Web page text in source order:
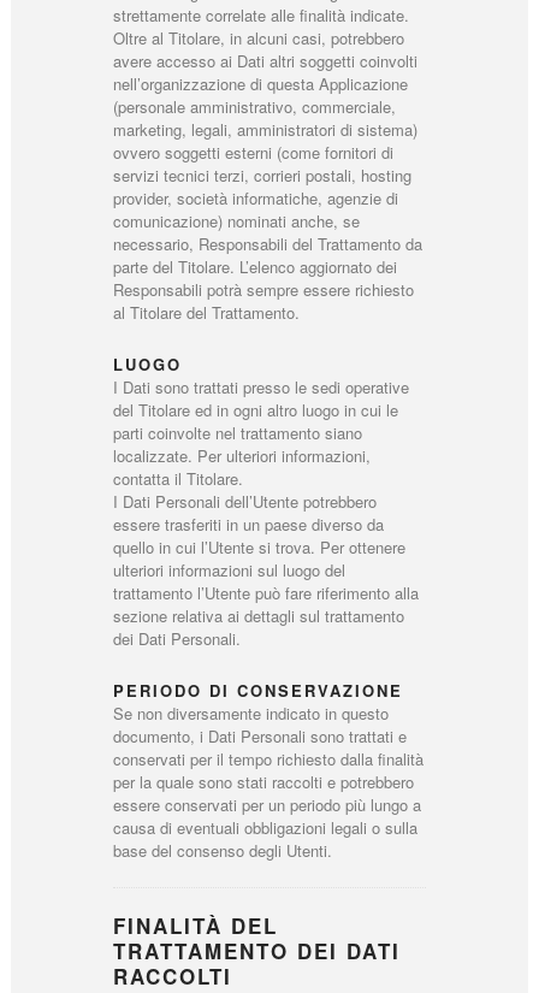
strettamente correlate alle finalità indicate.
Oltre al Titolare, in alcuni casi, potrebbero
avere accesso ai Dati altri soggetti coinvolti
nell’organizzazione di questa Applicazione
(personale amministrativo, commerciale,
marketing, legali, amministratori di sistema)
ovvero soggetti esterni (come fornitori di
servizi tecnici terzi, corrieri postali, hosting
provider, società informatiche, agenzie di
comunicazione) nominati anche, se
necessario, Responsabili del Trattamento da
parte del Titolare. L’elenco aggiornato dei
Responsabili potrà sempre essere richiesto
al Titolare del Trattamento.
LUOGO
I Dati sono trattati presso le sedi operative
del Titolare ed in ogni altro luogo in cui le
parti coinvolte nel trattamento siano
localizzate. Per ulteriori informazioni,
contatta il Titolare.
I Dati Personali dell’Utente potrebbero
essere trasferiti in un paese diverso da
quello in cui l’Utente si trova. Per ottenere
ulteriori informazioni sul luogo del
trattamento l’Utente può fare riferimento alla
sezione relativa ai dettagli sul trattamento
dei Dati Personali.
PERIODO DI CONSERVAZIONE
Se non diversamente indicato in questo
documento, i Dati Personali sono trattati e
conservati per il tempo richiesto dalla finalità
per la quale sono stati raccolti e potrebbero
essere conservati per un periodo più lungo a
causa di eventuali obbligazioni legali o sulla
base del consenso degli Utenti.
FINALITÀ DEL
TRATTAMENTO DEI DATI
RACCOLTI